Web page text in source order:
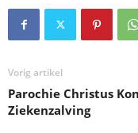
Vorig artikel
Parochie Christus
Ziekenzalving